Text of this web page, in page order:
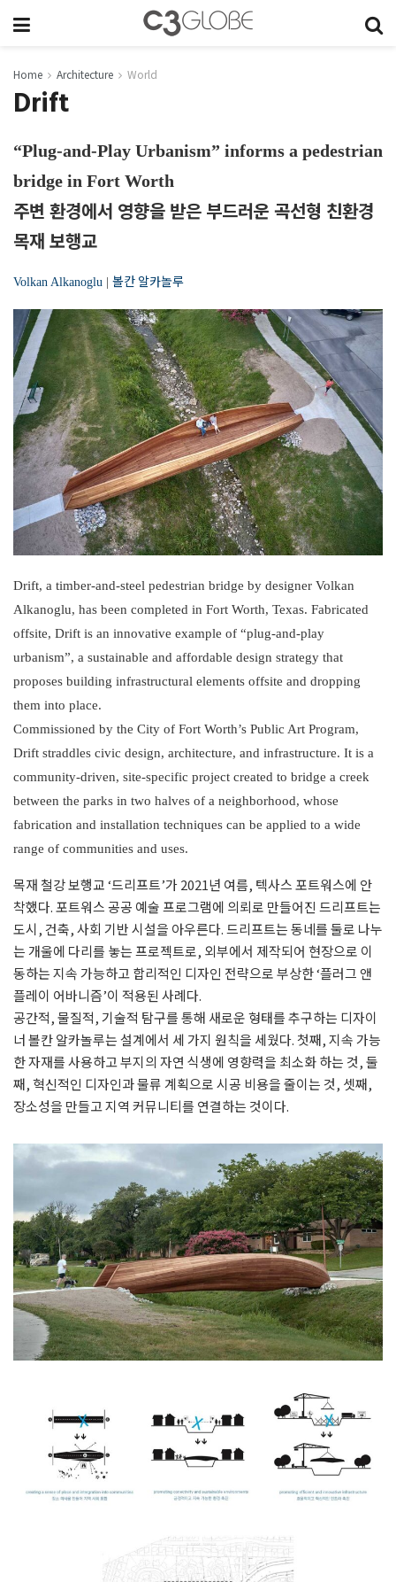
Home Architecture World
Drift
“Plug-and-Play Urbanism” informs a pedestrian
bridge in Fort Worth
주변 환경에서 영향을 받은 부드러운 곡선형 친환경
목재 보행교
Volkan Alkanoglu | 볼칸 알카놀루
Drift, a timber-and-steel pedestrian bridge by designer Volkan
Alkanoglu, has been completed in Fort Worth, Texas. Fabricated
offsite, Drift is an innovative example of “plug-and-play
urbanism”, a sustainable and affordable design strategy that
proposes building infrastructural elements offsite and dropping
them into place.
Commissioned by the City of Fort Worth’s Public Art Program,
Drift straddles civic design, architecture, and infrastructure. It is a
community-driven, site-specific project created to bridge a creek
between the parks in two halves of a neighborhood, whose
fabrication and installation techniques can be applied to a wide
range of communities and uses.
목재 철강 보행교 ‘드리프트’가 2021년 여름, 텍사스 포트워스에 안
착했다. 포트워스 공공 예술 프로그램에 의뢰로 만들어진 드리프트는
도시, 건축, 사회 기반 시설을 아우른다. 드리프트는 동네를 둘로 나누
는 개울에 다리를 놓는 프로젝트로, 외부에서 제작되어 현장으로 이
동하는 지속 가능하고 합리적인 디자인 전략으로 부상한 ‘플러그 앤
플레이 어바니즘’이 적용된 사례다.
공간적, 물질적, 기술적 탐구를 통해 새로운 형태를 추구하는 디자이
너 볼칸 알카놀루는 설계에서 세 가지 원칙을 세웠다. 첫째, 지속 가능
한 자재를 사용하고 부지의 자연 식생에 영향력을 최소화 하는 것, 둘
째, 혁신적인 디자인과 물류 계획으로 시공 비용을 줄이는 것, 셋째,
장소성을 만들고 지역 커뮤니티를 연결하는 것이다.